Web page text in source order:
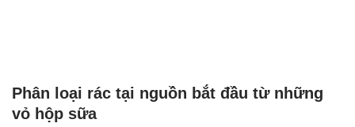
Phân loại rác tại nguồn bắt đầu từ những
vỏ hộp sữa